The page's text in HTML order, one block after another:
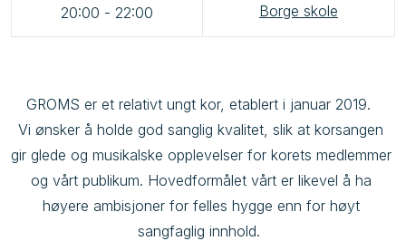
20:00 - 22:00 Borge skole
GROMS er et relativt ungt kor, etablert i januar 2019.
Vi ønsker å holde god sanglig kvalitet, slik at korsangen
gir glede og musikalske opplevelser for korets medlemmer
og vårt publikum. Hovedformålet vårt er likevel å ha
høyere ambisjoner for felles hygge enn for høyt
sangfaglig innhold.